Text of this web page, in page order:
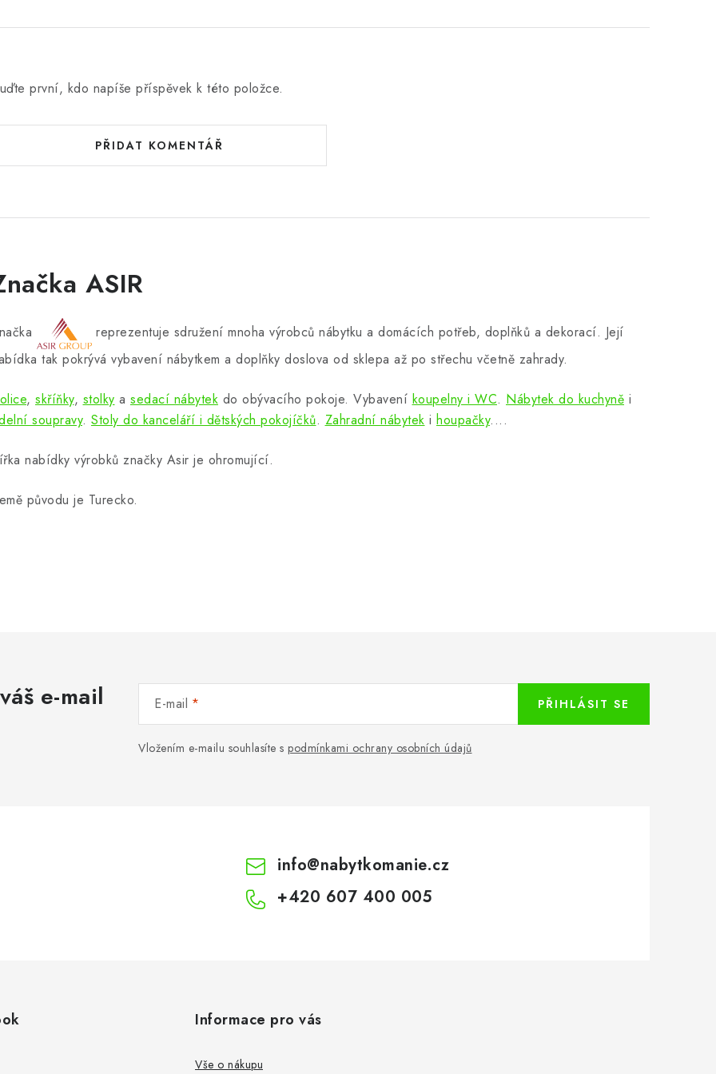
první, kdo napíše příspěvek k této položce.
PŘIDAT KOMENTÁŘ
ASIR
reprezentuje sdružení mnoha výrobců nábytku a domácích potřeb, doplňků a dekorací. Její
tak pokrývá vybavení nábytkem a doplňky doslova od sklepa až po střechu včetně zahrady.
, skříňky, stolky a sedací nábytek do obývacího pokoje. Vybavení koupelny i WC. Nábytek do kuchyně i
soupravy. Stoly do kanceláří i dětských pokojíčků. Zahradní nábytek i houpačky....
nabídky výrobků značky Asir je ohromující.
původu je Turecko.
e-mail E-mail
Vložením e-mailu souhlasíte s podmínkami ochrany osobních údajů
PŘIHLÁSIT SE
info@nabytkomanie.cz
+420 607 400 005
Informace pro vás
Vše o nákupu